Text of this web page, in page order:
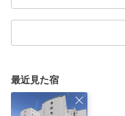
最近見た宿